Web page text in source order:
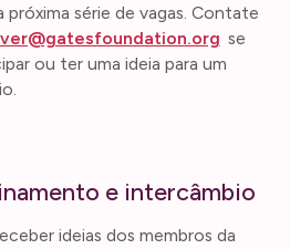
série de vagas. Contate
se
ou ter uma ideia para um
e intercâmbio
ideias dos membros da